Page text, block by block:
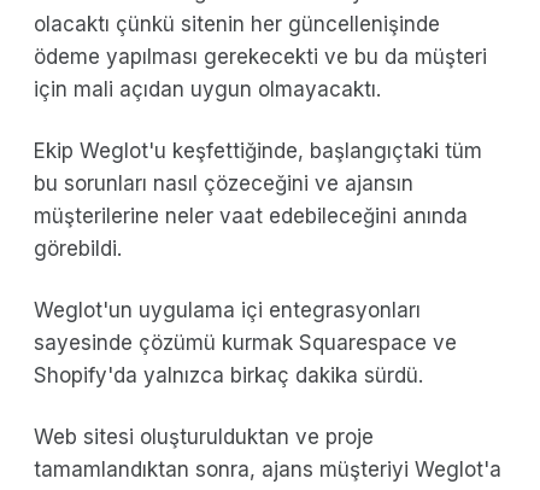
olacaktı çünkü sitenin her güncellenişinde
ödeme yapılması gerekecekti ve bu da müşteri
için mali açıdan uygun olmayacaktı.
Ekip Weglot'u keşfettiğinde, başlangıçtaki tüm
bu sorunları nasıl çözeceğini ve ajansın
müşterilerine neler vaat edebileceğini anında
görebildi.
Weglot'un uygulama içi entegrasyonları
sayesinde çözümü kurmak Squarespace ve
Shopify'da yalnızca birkaç dakika sürdü.
Web sitesi oluşturulduktan ve proje
tamamlandıktan sonra, ajans müşteriyi Weglot'a